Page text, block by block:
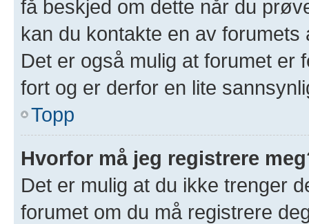
få beskjed om dette når du
kan du kontakte en av
Det er også mulig at forumet er
fort og er derfor en lite
Topp
Hvorfor må jeg registrere
Det er mulig at du ikke trenger
forumet om du må registrere